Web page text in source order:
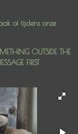
of tijdens onze
OUTSIDE THE
FIRST